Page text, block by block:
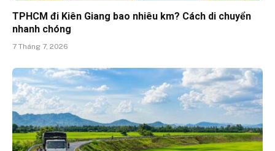
TPHCM đi Kiên Giang bao nhiêu km? Cách di chuyển
nhanh chóng
7 Tháng 7, 2026